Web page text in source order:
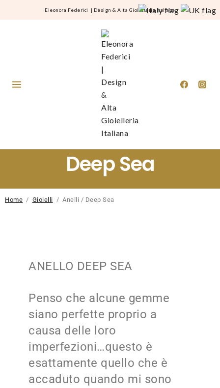
Eleonora Federici | Design & Alta Gioielleria Italiana
Deep Sea
Home / Gioielli / Anelli / Deep Sea
ANELLO DEEP SEA
Penso che alcune gemme
siano perfette proprio a
causa delle loro
imperfezioni…questo è
esattamente quello che è
accaduto quando mi sono